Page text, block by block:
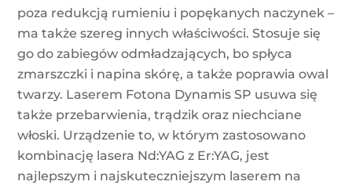
poza redukcją rumieniu i popękanych naczynek –
ma także szereg innych właściwości. Stosuje się
go do zabiegów odmładzających, bo spłyca
zmarszczki i napina skórę, a także poprawia owal
twarzy. Laserem Fotona Dynamis SP usuwa się
także przebarwienia, trądzik oraz niechciane
włoski. Urządzenie to, w którym zastosowano
kombinację lasera Nd:YAG z Er:YAG, jest
najlepszym i najskuteczniejszym laserem na